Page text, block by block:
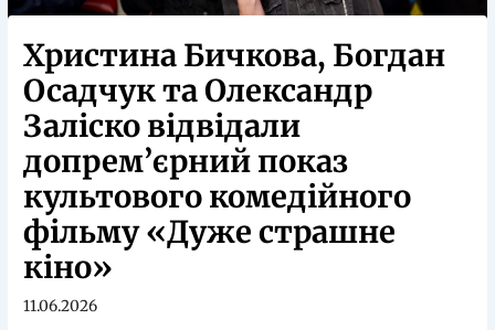
Христина Бичкова, Богдан
Осадчук та Олександр
Заліско відвідали
допрем’єрний показ
культового комедійного
фільму «Дуже страшне
кіно»
11.06.2026